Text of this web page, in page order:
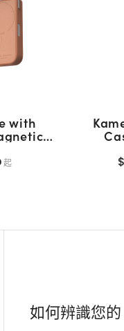
with
起
如何辨識您